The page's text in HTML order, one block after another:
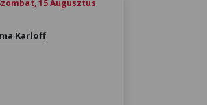
15 Augusztus
Karloff